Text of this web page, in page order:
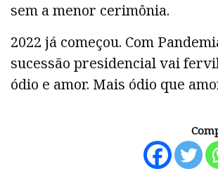
sem a menor cerimônia.
2022 já começou. Com
sucessão presidencial vai
ódio e amor. Mais ódio que